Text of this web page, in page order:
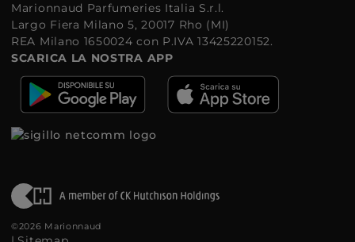
Marionnaud Parfumeries Italia S.r.l.
Largo Fiera Milano 5, 20017 Rho (MI)
REA Milano 1650024 con P.IVA 13425220152.
SCARICA LA NOSTRA APP
©2026 Marionnaud